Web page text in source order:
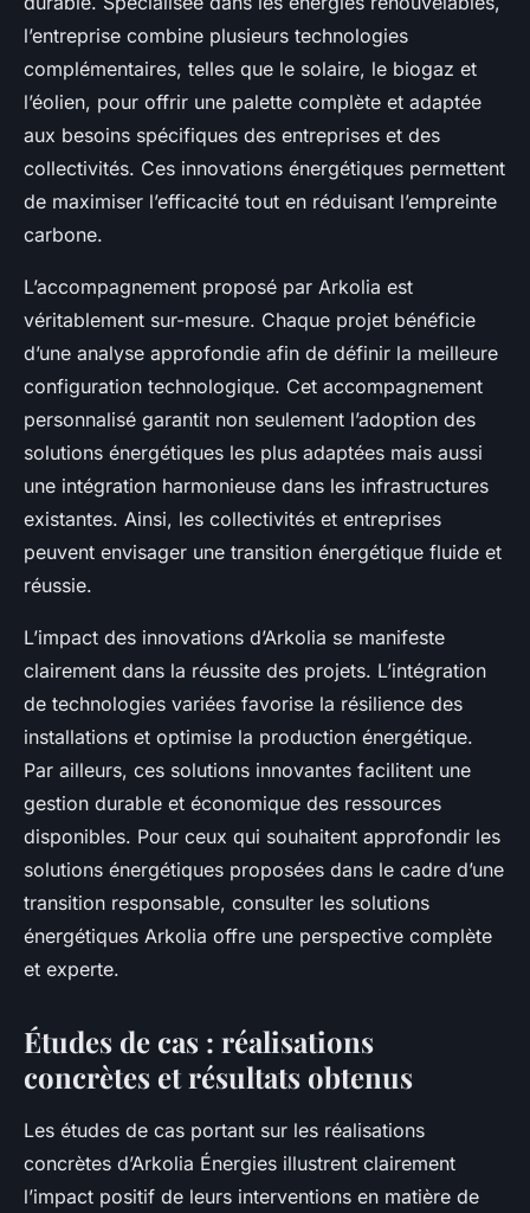
l’entreprise combine plusieurs technologies
complémentaires, telles que le solaire, le biogaz et
l’éolien, pour offrir une palette complète et adaptée
aux besoins spécifiques des entreprises et des
collectivités. Ces innovations énergétiques permettent
de maximiser l’efficacité tout en réduisant l’empreinte
carbone.
L’accompagnement proposé par Arkolia est
véritablement sur-mesure. Chaque projet bénéficie
d’une analyse approfondie afin de définir la meilleure
configuration technologique. Cet accompagnement
personnalisé garantit non seulement l’adoption des
solutions énergétiques les plus adaptées mais aussi
une intégration harmonieuse dans les infrastructures
existantes. Ainsi, les collectivités et entreprises
peuvent envisager une transition énergétique fluide et
réussie.
L’impact des innovations d’Arkolia se manifeste
clairement dans la réussite des projets. L’intégration
de technologies variées favorise la résilience des
installations et optimise la production énergétique.
Par ailleurs, ces solutions innovantes facilitent une
gestion durable et économique des ressources
disponibles. Pour ceux qui souhaitent approfondir les
solutions énergétiques proposées dans le cadre d’une
transition responsable, consulter les solutions
énergétiques Arkolia offre une perspective complète
et experte.
Études de cas : réalisations
concrètes et résultats obtenus
Les études de cas portant sur les réalisations
concrètes d’Arkolia Énergies illustrent clairement
l’impact positif de leurs interventions en matière de